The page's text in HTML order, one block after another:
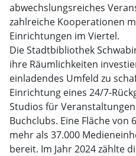
abwechslungsreiches
zahlreiche Kooperationen
Einrichtungen im Viertel.
Die Stadtbibliothek
ihre Räumlichkeiten
einladendes Umfeld zu
Einrichtung eines 24/7-
Studios für
Buchclubs. Eine Fläche
mehr als 37.000
bereit. Im Jahr 2024 zählte